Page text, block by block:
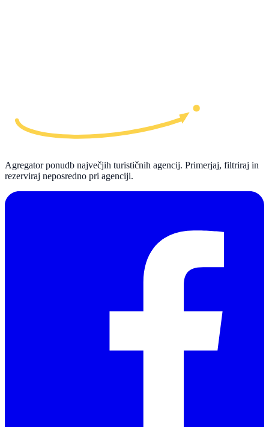
Agregator ponudb največjih turističnih agencij. Primerjaj, filtriraj in
rezerviraj neposredno pri agenciji.